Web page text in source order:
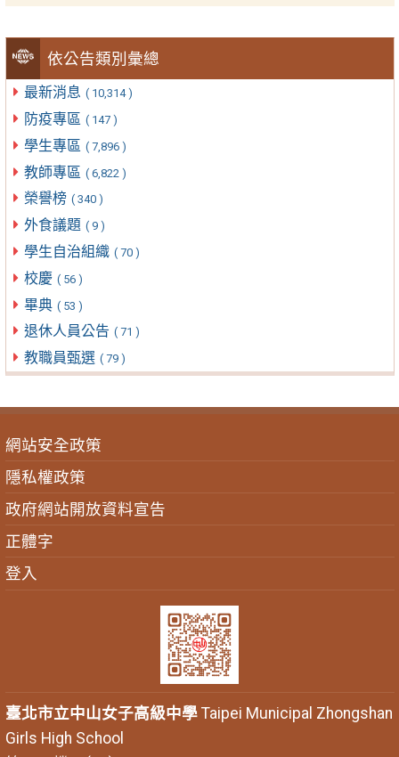
依公告類別彙總
最新消息 ( 10,314 )
防疫專區 ( 147 )
學生專區 ( 7,896 )
教師專區 ( 6,822 )
榮譽榜 ( 340 )
外食議題 ( 9 )
學生自治組織 ( 70 )
校慶 ( 56 )
畢典 ( 53 )
退休人員公告 ( 71 )
教職員甄選 ( 79 )
網站安全政策
隱私權政策
政府網站開放資料宣告
正體字
登入
臺北市立中山女子高級中學Taipei Municipal Zhongshan
Girls High School